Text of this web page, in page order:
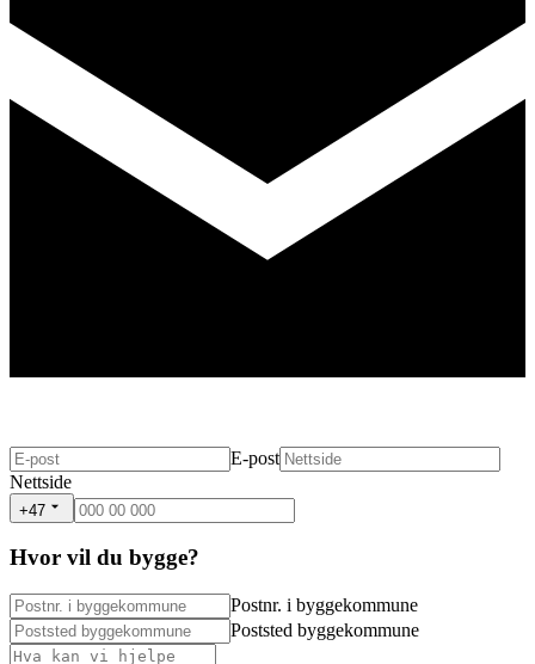
E-post
Nettside
+47
Hvor vil du bygge?
Postnr. i byggekommune
Poststed byggekommune